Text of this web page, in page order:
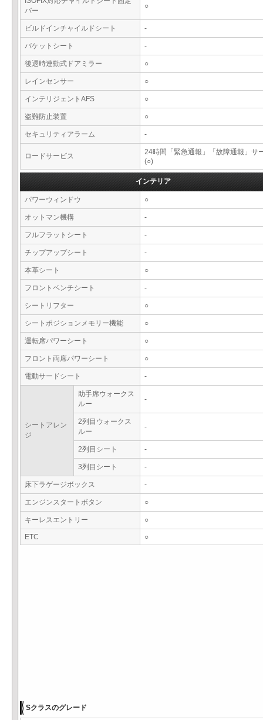
バー
○
ビルドインチャイルドシート -
バケットシート -
後退時連動式ドアミラー ○
レインセンサー ○
インテリジェントAFS ○
盗難防止装置 ○
セキュリティアラーム -
ロードサービス
24時間「緊急通報」「故障通報」サ
(○)
インテリア
パワーウィンドウ ○
オットマン機構 -
フルフラットシート -
チップアップシート -
本革シート ○
フロントベンチシート -
シートリフター ○
シートポジションメモリー機能 ○
運転席パワーシート ○
フロント両席パワーシート ○
電動サードシート -
シートアレン
ジ
助手席ウォークス
ルー
-
2列目ウォークス
ルー
-
2列目シート -
3列目シート -
床下ラゲージボックス -
エンジンスタートボタン ○
キーレスエントリー ○
ETC ○
Sクラスのグレード